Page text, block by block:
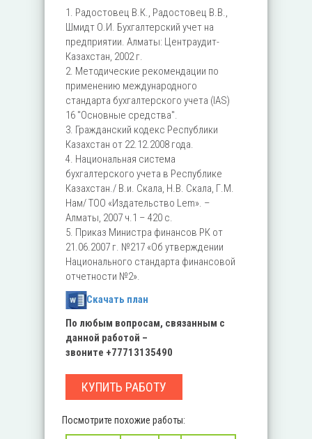
1. Радостовец В.К., Радостовец В.В.,
Шмидт О.И. Бухгалтерский учет на
предприятии. Алматы: Центраудит-
Казахстан, 2002 г.
2. Методические рекомендации по
применению международного
стандарта бухгалтерского учета (IAS)
16 "Основные средства".
3. Гражданский кодекс Республики
Казахстан от 22.12.2008 года.
4. Национальная система
бухгалтерского учета в Республике
Казахстан./ В.и. Скала, Н.В. Скала, Г.М.
Нам/ ТОО «Издательство Lem». –
Алматы, 2007 ч.1 – 420 с.
5. Приказ Министра финансов РК от
21.06.2007 г. №217 «Об утверждении
Национального стандарта финансовой
отчетности №2».
Скачать план
По любым вопросам, связанным с
данной работой –
звоните +77713135490
КУПИТЬ РАБОТУ
Посмотрите похожие работы: